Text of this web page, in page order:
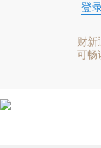
登
财新
可畅